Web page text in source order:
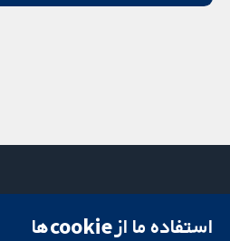
میدان کاوندیش
استفاده ما از cookie‌ها